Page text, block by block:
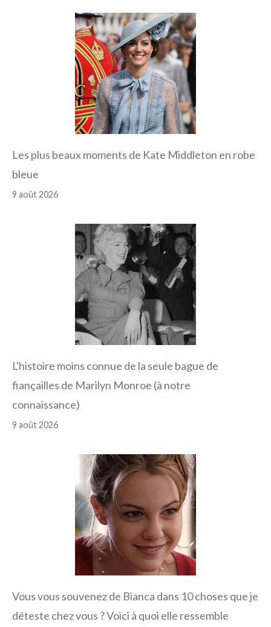
Les plus beaux moments de Kate Middleton en robe
bleue
9 août 2026
L'histoire moins connue de la seule bague de
fiançailles de Marilyn Monroe (à notre
connaissance)
9 août 2026
Vous vous souvenez de Bianca dans 10 choses que je
déteste chez vous ? Voici à quoi elle ressemble